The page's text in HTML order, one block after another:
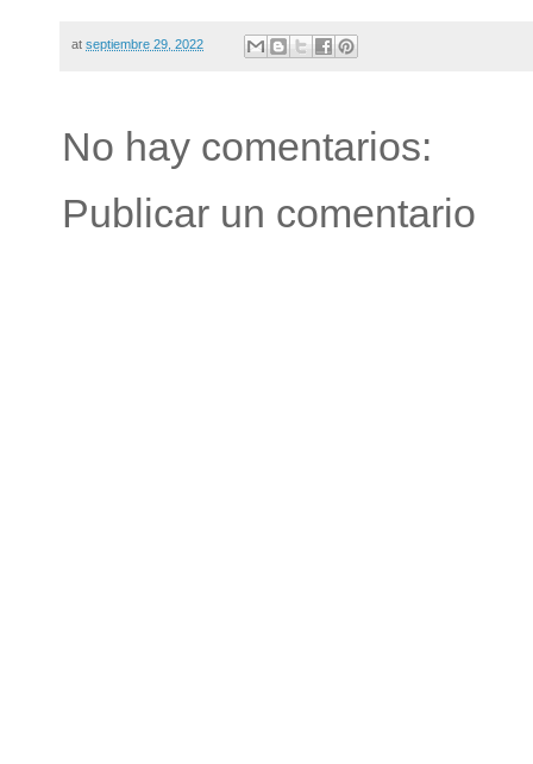
at septiembre 29, 2022
No hay comentarios:
Publicar un comentario